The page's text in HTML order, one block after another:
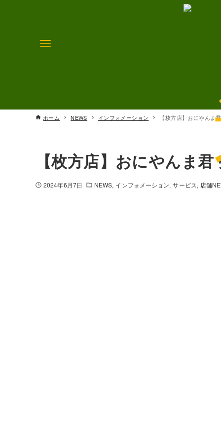
ホーム NEWS インフォメーション 【枚方店】おにやんま
【枚方店】おにやんま
2024年6月7日 NEWS インフォメーション サービス 店舗